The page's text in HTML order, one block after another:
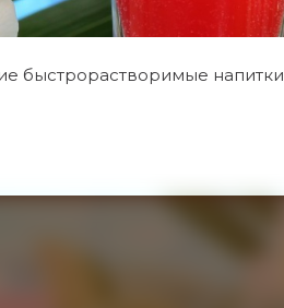
быстрорастворимые напитки